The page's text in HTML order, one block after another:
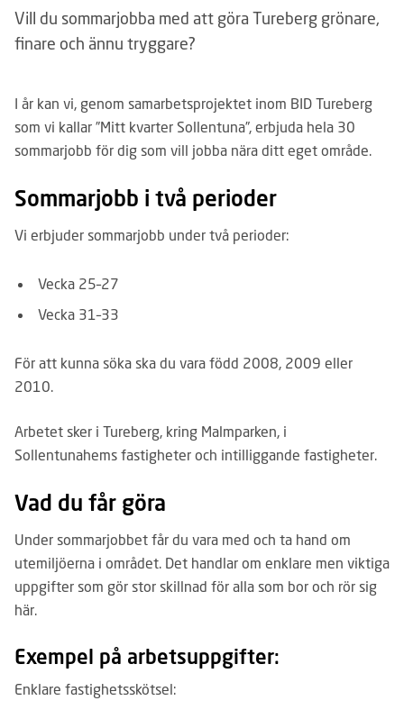
Vill du sommarjobba med att göra Tureberg grönare,
finare och ännu tryggare?
I år kan vi, genom samarbetsprojektet inom BID Tureberg
som vi kallar ”Mitt kvarter Sollentuna”, erbjuda hela 30
sommarjobb för dig som vill jobba nära ditt eget område.
Sommarjobb i två perioder
Vi erbjuder sommarjobb under två perioder:
Vecka 25–27
Vecka 31–33
För att kunna söka ska du vara född 2008, 2009 eller
2010.
Arbetet sker i Tureberg, kring Malmparken, i
Sollentunahems fastigheter och intilliggande fastigheter.
Vad du får göra
Under sommarjobbet får du vara med och ta hand om
utemiljöerna i området. Det handlar om enklare men viktiga
uppgifter som gör stor skillnad för alla som bor och rör sig
här.
Exempel på arbetsuppgifter:
Enklare fastighetsskötsel: